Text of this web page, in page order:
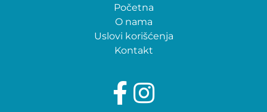
Početna
O nama
Uslovi korišćenja
Kontakt